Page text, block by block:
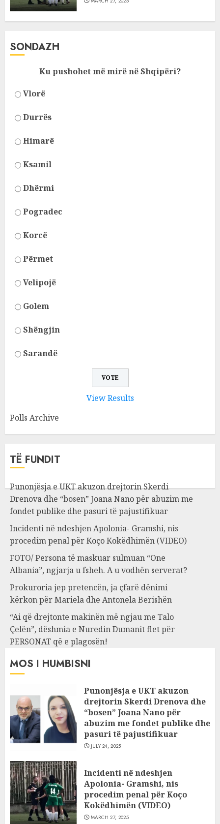
SONDAZH
Ku pushohet më mirë në Shqipëri?
Vlorë
Durrës
Himarë
Ksamil
Dhërmi
Pogradec
Korcë
Përmet
Velipojë
Golem
Shëngjin
Sarandë
View Results
Polls Archive
TË FUNDIT
Punonjësja e UKT akuzon drejtorin Skerdi
Drenova dhe “bosen” Joana Nano për abuzim me
fondet publike dhe pasuri të pajustifikuar
Incidenti në ndeshjen Apolonia- Gramshi, nis
procedim penal për Koço Kokëdhimën (VIDEO)
FOTO/ Persona të maskuar sulmuan “One
Albania”, ngjarja u fsheh. A u vodhën serverat?
Prokuroria jep pretencën, ja çfarë dënimi
kërkon për Mariela dhe Antonela Berishën
“Ai që drejtonte makinën më ngjau me Talo
Çelën”, dëshmia e Nuredin Dumanit flet për
PERSONAT që e plagosën!
MOS I HUMBISNI
Punonjësja e UKT akuzon
drejtorin Skerdi Drenova dhe
“bosen” Joana Nano për
abuzim me fondet publike dhe
pasuri të pajustifikuar
JULY 24, 2025
Incidenti në ndeshjen
Apolonia- Gramshi, nis
procedim penal për Koço
Kokëdhimën (VIDEO)
MARCH 27, 2025